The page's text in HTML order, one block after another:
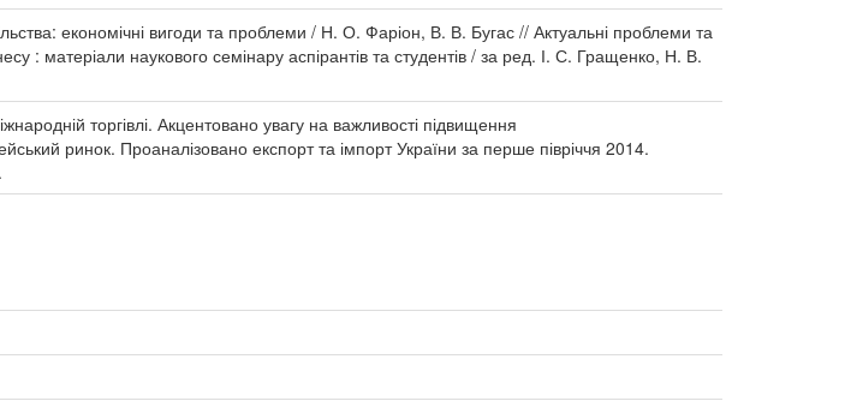
економічні вигоди та проблеми / Н. О. Фаріон, В. В. Бугас // Актуальні проблеми та
: матеріали наукового семінару аспірантів та студентів / за ред. І. С. Гращенко, Н. В.
торгівлі. Акцентовано увагу на важливості підвищення
ринок. Проаналізовано експорт та імпорт України за перше півріччя 2014.